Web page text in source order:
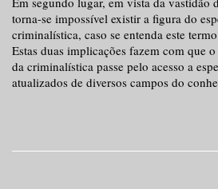
torna-se impossível existir a figura do
criminalística, caso se entenda este
Estas duas implicações fazem com que
da criminalística passe pelo acesso a
atualizados de diversos campos do